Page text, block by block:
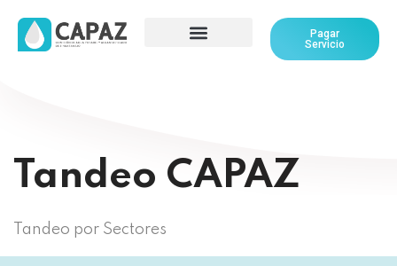
Pagar
Servicio
Tandeo CAPAZ
Tandeo por Sectores